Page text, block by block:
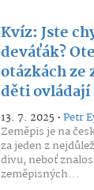
Kvíz: Jste
deváťák?
otázkách ze
děti
13. 7. 2025 •Petr
Zeměpis je na
za jeden z
divu, neboť
zeměpisných...